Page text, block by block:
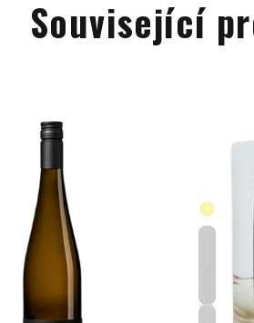
Související